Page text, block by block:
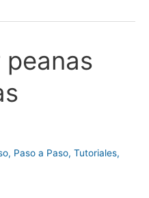
, Paso a Paso, Tutoriales,